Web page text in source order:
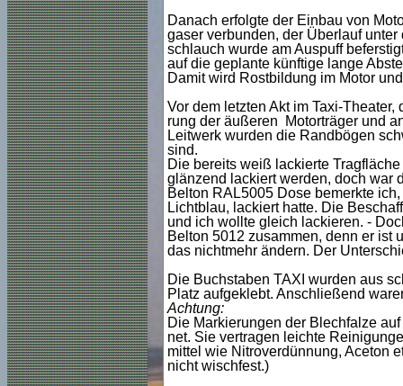
Danach erfolgte der Einbau von
gaser verbunden, der Überlauf
schlauch wurde am Auspuff
auf die geplante künftige lange
Damit wird Rostbildung im Motor
Vor dem letzten Akt im Taxi-
rung der äußeren Motorträger und
Leitwerk wurden die Randbögen
sind.
Die bereits weiß lackierte
glänzend lackiert werden, doch war
Belton RAL5005 Dose bemerkte
Lichtblau, lackiert hatte. Die
und ich wollte gleich lackieren. -
Belton 5012 zusammen, denn er ist
das nichtmehr ändern. Der
Die Buchstaben TAXI wurden aus
Platz aufgeklebt. Anschließend
Achtung:
Die Markierungen der Blechfalze
net. Sie vertragen leichte
mittel wie Nitroverdünnung, Aceton
nicht wischfest.)